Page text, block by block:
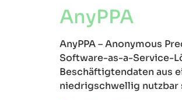
AnyPPA
AnyPPA – Anonymous
Software-as-a-Service-
Beschäftigtendaten aus
niedrigschwellig nutzbar